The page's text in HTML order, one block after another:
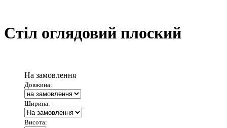
Стіл оглядовий плоский
На замовлення
Довжина:
Ширина:
Висота: